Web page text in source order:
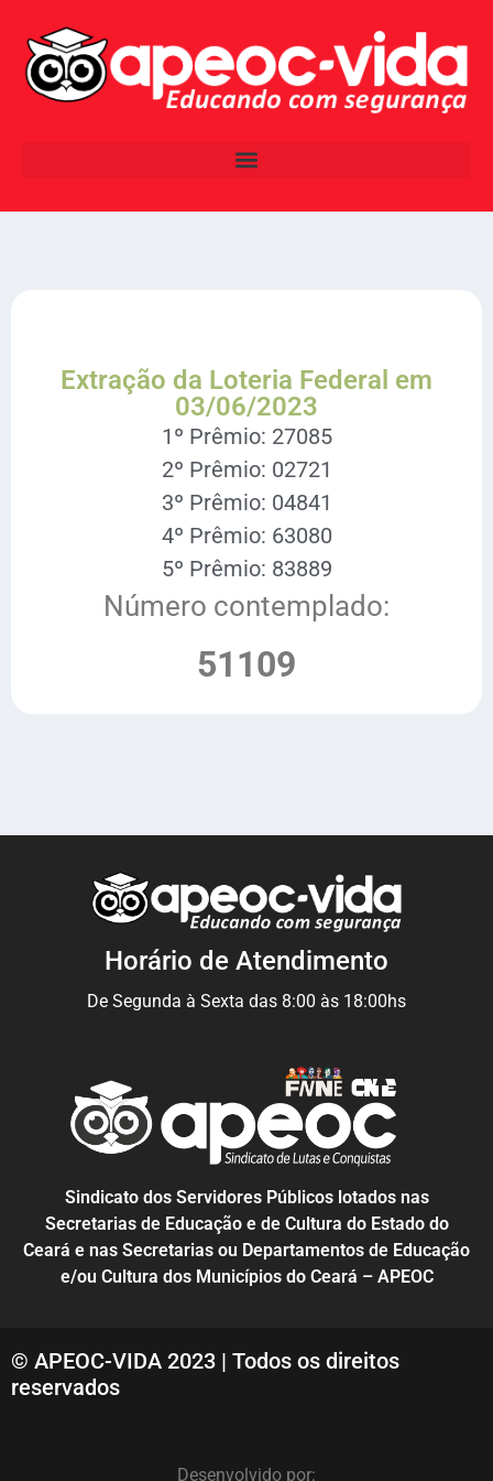
Extração da Loteria Federal em
03/06/2023
1º Prêmio: 27085
2º Prêmio: 02721
3º Prêmio: 04841
4º Prêmio: 63080
5º Prêmio: 83889
Número contemplado:
51109
Horário de Atendimento
De Segunda à Sexta das 8:00 às 18:00hs
Sindicato dos Servidores Públicos lotados nas
Secretarias de Educação e de Cultura do Estado do
Ceará e nas Secretarias ou Departamentos de Educação
e/ou Cultura dos Municípios do Ceará – APEOC
© APEOC-VIDA 2023 | Todos os direitos
reservados
Desenvolvido por: